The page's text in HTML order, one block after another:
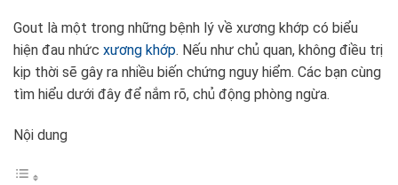
Gout là một trong những bệnh lý về xương khớp có biểu
hiện đau nhức xương khớp. Nếu như chủ quan, không điều trị
kịp thời sẽ gây ra nhiều biến chứng nguy hiểm. Các bạn cùng
tìm hiểu dưới đây để nắm rõ, chủ động phòng ngừa.
Nội dung